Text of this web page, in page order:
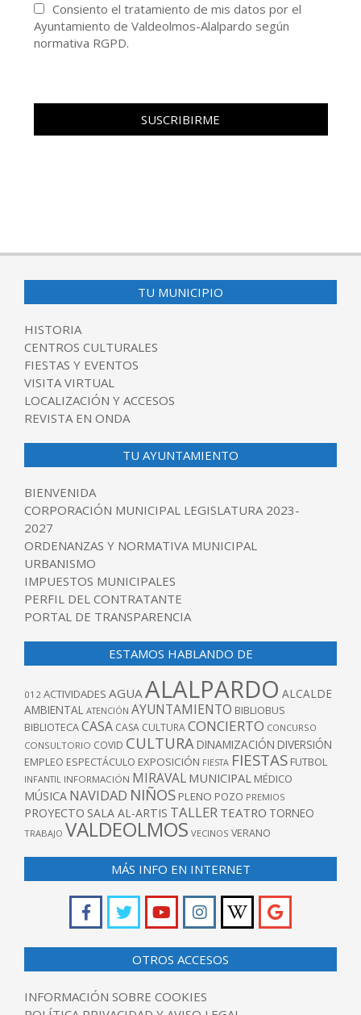
Consiento el tratamiento de mis datos por el
Ayuntamiento de Valdeolmos-Alalpardo según
normativa RGPD.
TU MUNICIPIO
HISTORIA
CENTROS CULTURALES
FIESTAS Y EVENTOS
VISITA VIRTUAL
LOCALIZACIÓN Y ACCESOS
REVISTA EN ONDA
TU AYUNTAMIENTO
BIENVENIDA
CORPORACIÓN MUNICIPAL LEGISLATURA 2023-
2027
ORDENANZAS Y NORMATIVA MUNICIPAL
URBANISMO
IMPUESTOS MUNICIPALES
PERFIL DEL CONTRATANTE
PORTAL DE TRANSPARENCIA
ESTAMOS HABLANDO DE
012 ACTIVIDADES AGUA ALALPARDO ALCALDE
AMBIENTAL ATENCIÓN AYUNTAMIENTO BIBLIOBUS
BIBLIOTECACASA CASA CULTURACONCIERTO CONCURSO
CONSULTORIO COVID CULTURA DINAMIZACIÓN DIVERSIÓN
EMPLEO ESPECTÁCULO EXPOSICIÓN FIESTA FIESTAS FUTBOL
INFANTIL INFORMACIÓN MIRAVAL MUNICIPAL MÉDICO
MÚSICA NAVIDAD NIÑOS PLENO POZO PREMIOS
PROYECTO SALA AL-ARTIS TALLER TEATRO TORNEO
TRABAJO VALDEOLMOS VECINOS VERANO
MÁS INFO EN INTERNET
OTROS ACCESOS
INFORMACIÓN SOBRE COOKIES